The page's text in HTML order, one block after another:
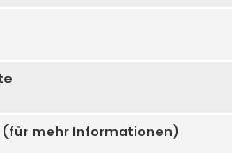
mehr Informationen)